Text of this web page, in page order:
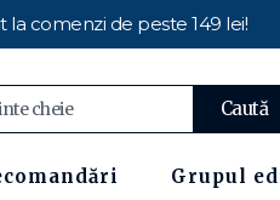
la comenzi de peste 149 lei!
Caută
Grupul